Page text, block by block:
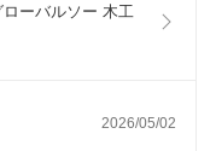
ーバルソー 木工
2026/05/02